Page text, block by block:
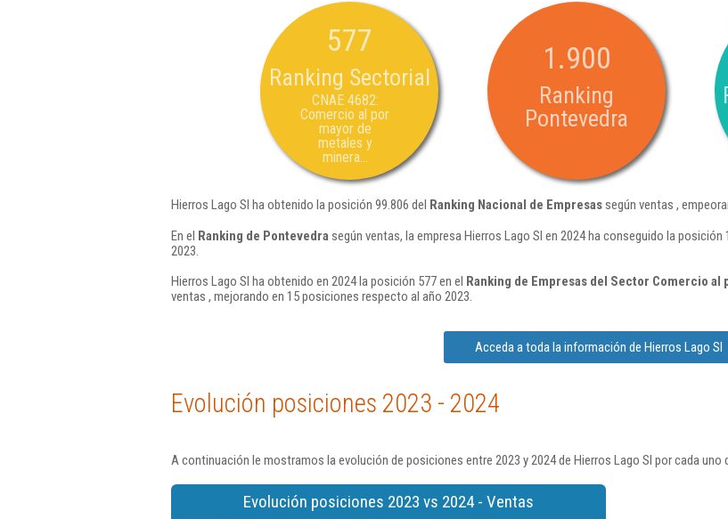
577
Ranking Sectorial
CNAE 4682:
Comercio al por
mayor de
metales y
minera...
1.900
Ranking
Pontevedra
Hierros Lago Sl ha obtenido la posición 99.806 del Ranking Nacional de Empresassegún ventas ,
En el Ranking de Pontevedra según ventas, la empresa Hierros Lago Sl en 2024 ha conseguido la
2023.
Hierros Lago Sl ha obtenido en 2024 la posición 577 en el Ranking de Empresas del Sector Comercio
ventas , mejorando en 15 posiciones respecto al año 2023.
Acceda a toda la información de Hierros Lago Sl
Evolución posiciones 2023 - 2024
A continuación le mostramos la evolución de posiciones entre 2023 y 2024 de Hierros Lago Sl por cada uno
Evolución posiciones 2023 vs 2024 - Ventas